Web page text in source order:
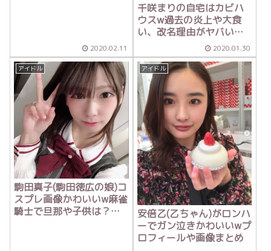
2020.02.11
千咲まりの自宅はカビハ
ウスw過去の炎上や大食
い、改名理由がヤバい
【アウトデラックス 】
2020.01.30
アイドル
駒田真子(駒田徳広の娘)コ
スプレ画像かわいいw麻雀
騎士で旦那や子供は？
アイドル
安倍乙(乙ちゃん)がロンハ
ーでガン泣きかわいいwプ
ロフィールや画像まとめ